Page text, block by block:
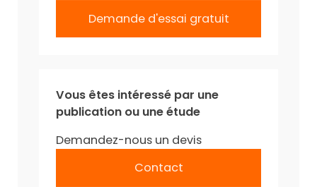
Demande d'essai gratuit
Vous êtes intéressé par une
publication ou une étude
Demandez-nous un devis
Contact